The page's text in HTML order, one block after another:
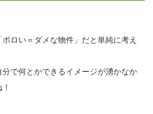
ロい＝ダメな物件」だと単純に考え
で何とかできるイメージが湧かなか